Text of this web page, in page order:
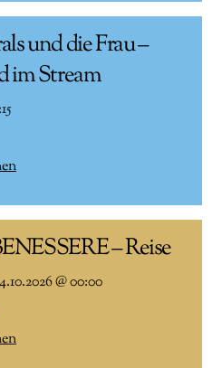
und die Frau –
im Stream
– Reise
@00:00